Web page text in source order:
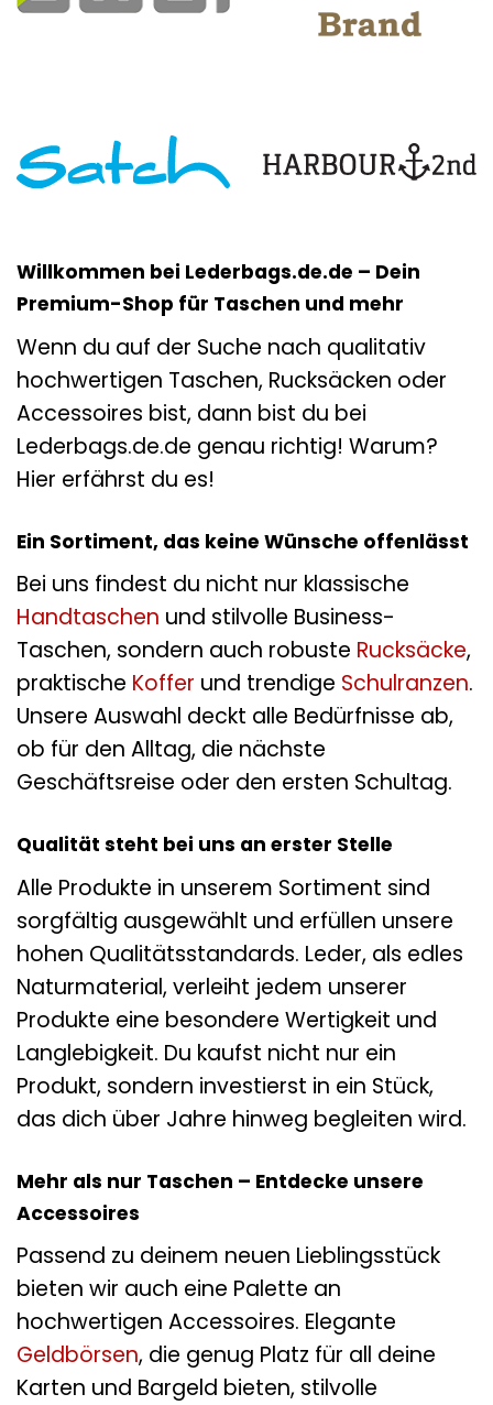
Willkommen bei Lederbags.de.de – Dein
Premium-Shop für Taschen und mehr
Wenn du auf der Suche nach qualitativ
hochwertigen Taschen, Rucksäcken oder
Accessoires bist, dann bist du bei
Lederbags.de.de genau richtig! Warum?
Hier erfährst du es!
Ein Sortiment, das keine Wünsche offenlässt
Bei uns findest du nicht nur klassische
Handtaschen und stilvolle Business-
Taschen, sondern auch robuste Rucksäcke,
praktische Koffer und trendige Schulranzen.
Unsere Auswahl deckt alle Bedürfnisse ab,
ob für den Alltag, die nächste
Geschäftsreise oder den ersten Schultag.
Qualität steht bei uns an erster Stelle
Alle Produkte in unserem Sortiment sind
sorgfältig ausgewählt und erfüllen unsere
hohen Qualitätsstandards. Leder, als edles
Naturmaterial, verleiht jedem unserer
Produkte eine besondere Wertigkeit und
Langlebigkeit. Du kaufst nicht nur ein
Produkt, sondern investierst in ein Stück,
das dich über Jahre hinweg begleiten wird.
Mehr als nur Taschen – Entdecke unsere
Accessoires
Passend zu deinem neuen Lieblingsstück
bieten wir auch eine Palette an
hochwertigen Accessoires. Elegante
Geldbörsen, die genug Platz für all deine
Karten und Bargeld bieten, stilvolle